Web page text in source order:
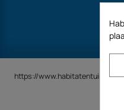
https://www.habitatentuin.nl is